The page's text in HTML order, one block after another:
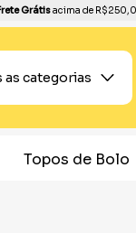
Grátisacima de
as categorias
Plantas